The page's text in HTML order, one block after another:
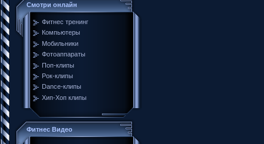
Смотри онлайн
Фитнес тренинг
Компьютеры
Мобильники
Фотоаппараты
Поп-клипы
Рок-клипы
Dance-клипы
Хип-Хоп клипы
Фитнес Видео